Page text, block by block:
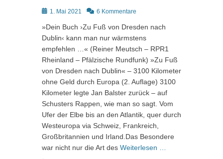
Posted1. Mai 2021 6 Kommentare
»Dein Buch ›Zu Fuß von Dresden nach
Dublin‹ kann man nur wärmstens
empfehlen …« (Reiner Meutsch – RPR1
Rheinland – Pfälzische Rundfunk) »Zu Fuß
von Dresden nach Dublin« – 3100 Kilometer
ohne Geld durch Europa (2. Auflage) 3100
Kilometer legte Jan Balster zurück – auf
Schusters Rappen, wie man so sagt. Vom
Ufer der Elbe bis an den Atlantik, quer durch
Westeuropa via Schweiz, Frankreich,
Großbritannien und Irland.Das Besondere
war nicht nur die Art des Weiterlesen …